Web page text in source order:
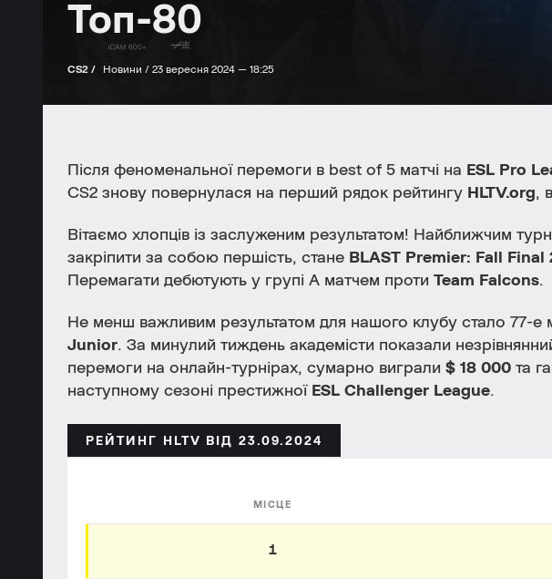
Топ-80
CS2 / Новини / 23 вересня 2024 — 18:25
Після феноменальної перемоги в best of 5 матчі на ESL Pro
CS2 знову повернулася на перший рядок рейтингу HLTV.org,
Вітаємо хлопців із заслуженим результатом! Найближчим
закріпити за собою першість, стане BLAST Premier: Fall Final
Перемагати дебютують у групі А матчем проти Team Falcons.
Не менш важливим результатом для нашого клубу стало 77-е
Junior. За минулий тиждень академісти показали
перемоги на онлайн-турнірах, сумарно виграли $ 18 000 та
наступному сезоні престижної ESL Challenger League.
РЕЙТИНГ HLTV ВІД 23.09.2024
МІСЦЕ
1